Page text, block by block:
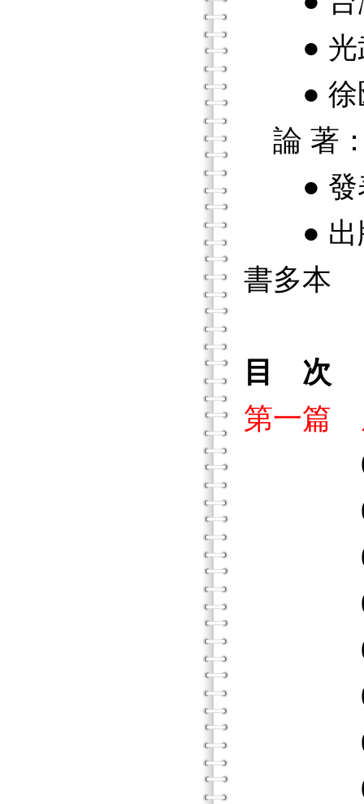
● 光武
● 徐
論 著
● 發表
● 出版
書多本
目 次
第一篇
01．
02．
03．
04．
05．
06．
07．
08．